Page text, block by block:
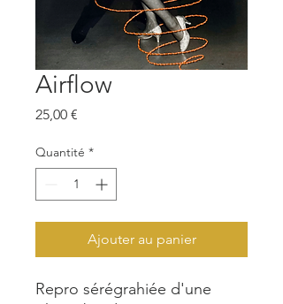
Airflow
25,00 €
Quantité *
Ajouter au panier
Repro sérégrahiée d'une